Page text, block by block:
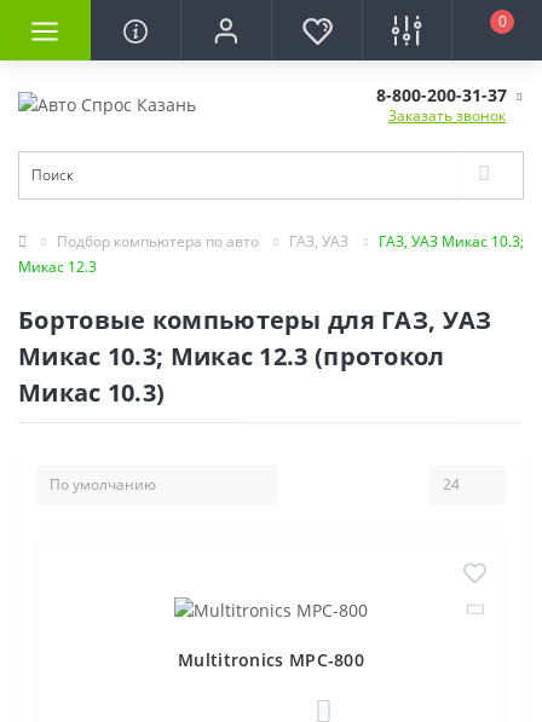
0
8-800-200-31-37
Заказать звонок
Подбор компьютера по авто ГАЗ, УАЗ
ГАЗ, УАЗ Микас 10.3;
Микас 12.3
Бортовые компьютеры для ГАЗ, УАЗ
Микас 10.3; Микас 12.3 (протокол
Микас 10.3)
Multitronics MPC-800